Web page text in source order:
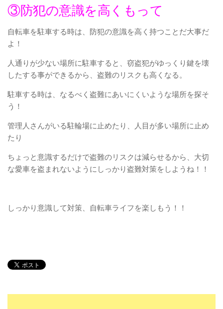
③防犯の意識を高くもって
自転車を駐車する時は、防犯の意識を高く持つことだ大事だ
よ！
人通りが少ない場所に駐車すると、窃盗犯がゆっくり鍵を壊
したする事ができるから、盗難のリスクも高くなる。
駐車する時は、なるべく盗難にあいにくいような場所を探そ
う！
管理人さんがいる駐輪場に止めたり、人目が多い場所に止め
たり
ちょっと意識するだけで盗難のリスクは減らせるから、大切
な愛車を盗まれないようにしっかり盗難対策をしようね！！
しっかり意識して対策、自転車ライフを楽しもう！！